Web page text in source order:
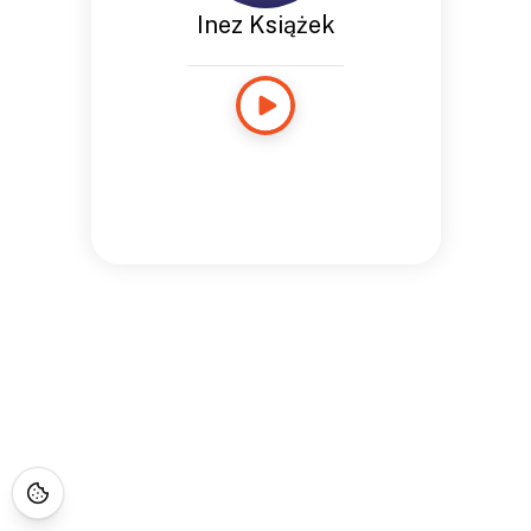
Inez Książek